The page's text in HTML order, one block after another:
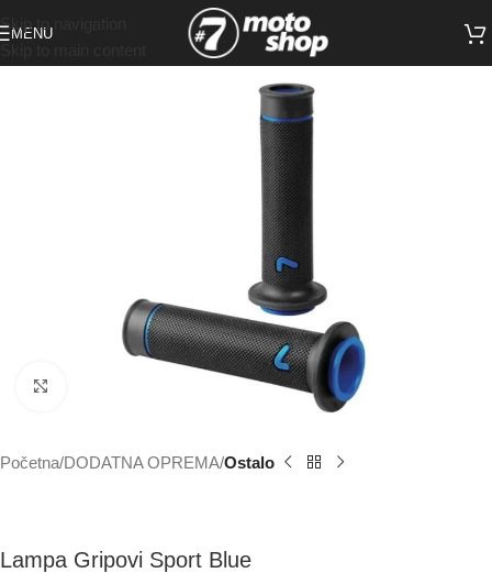
Skip to navigation
MENU
Početna DODATNA OPREMA Ostalo
Lampa Gripovi Sport Blue